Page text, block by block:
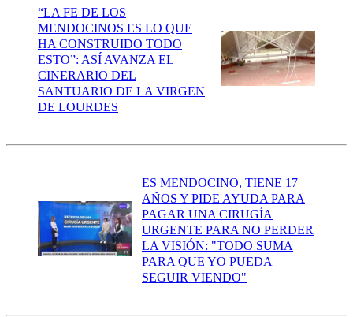
“LA FE DE LOS
MENDOCINOS ES LO QUE
HA CONSTRUIDO TODO
ESTO”: ASÍ AVANZA EL
CINERARIO DEL
SANTUARIO DE LA VIRGEN
DE LOURDES
ES MENDOCINO, TIENE 17
AÑOS Y PIDE AYUDA PARA
PAGAR UNA CIRUGÍA
URGENTE PARA NO PERDER
LA VISIÓN: "TODO SUMA
PARA QUE YO PUEDA
SEGUIR VIENDO"